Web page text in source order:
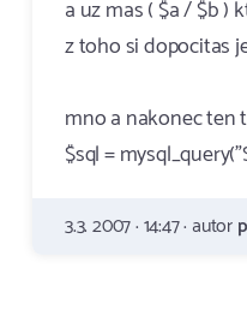
a uz mas ( $a / $b )
z toho si dopocitas
mno a nakonec ten
$sql =
3.3. 2007 · 14:47 · autor